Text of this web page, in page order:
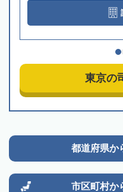
東京の
都道府県か
市区町村か